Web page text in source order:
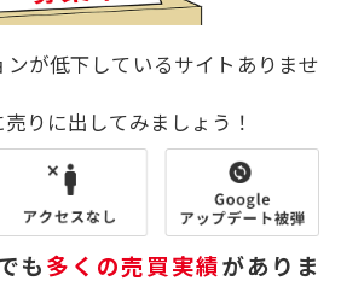
が低下しているサイトありませ
りに出してみましょう！
も多くの売買実績がありま